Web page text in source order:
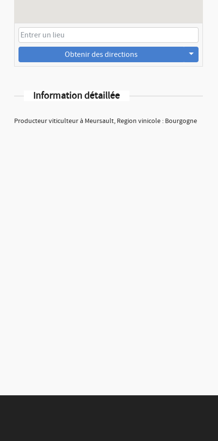
Obtenir des directions
Information détaillée
Producteur viticulteur à Meursault, Region vinicole : Bourgogne